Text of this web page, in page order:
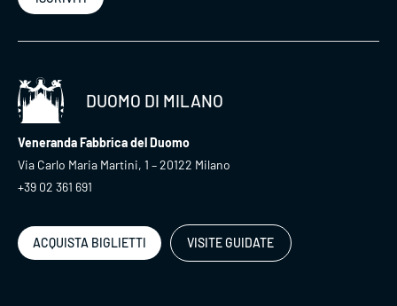
DUOMO DI MILANO
Veneranda Fabbrica del Duomo
Via Carlo Maria Martini, 1 – 20122 Milano
+39 02 361 691
ACQUISTA BIGLIETTI VISITE GUIDATE